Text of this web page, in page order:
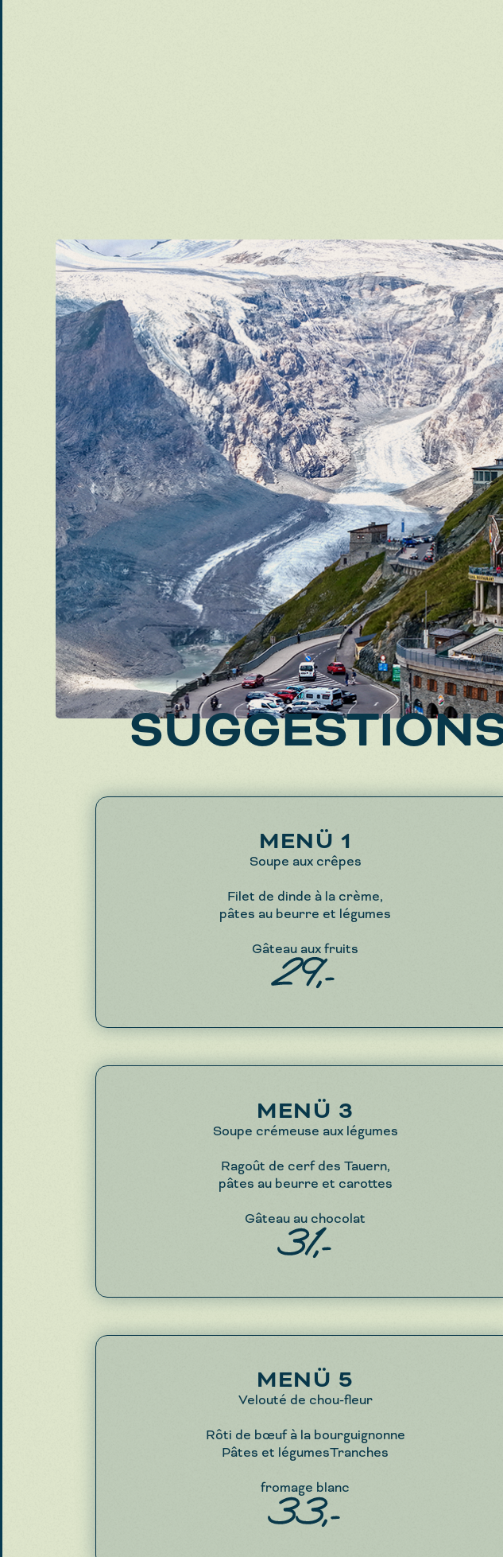
Une vue
le glacier et la
De grandes salles à
Service de
des
Menu ou à la
Produits
une
MENÜ 1
Soupe aux crêpes
Filet de dinde à la crème,
pâtes au beurre et légumes
Gâteau aux fruits
29,-
MENÜ 3
Soupe crémeuse aux légumes
Ragoût de cerf des Tauern,
pâtes au beurre et carottes
Gâteau au chocolat
31,-
MENÜ 5
Velouté de chou-fleur
Rôti de bœuf à la bourguignonne
Pâtes et légumesTranches
fromage blanc
33,-